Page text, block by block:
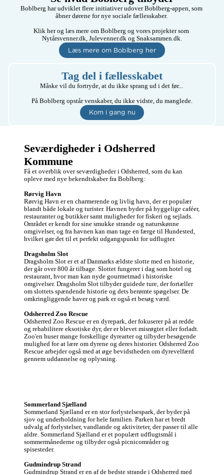
Boblberg har udviklet flere initiativer udover Boblberg-appen, som
åbner dørene for nye sociale fællesskaber.
Klik her og læs mere om Boblberg og vores projekter som
Nytårsvenner.dk, Julevenner.dk og Snaksammen.dk.
Læs mere om Boblberg her
Tag del i fællesskabet
Måske vil du fortryde, at du ikke sprang ud i det før...
På Boblberg opstår venskaber, du ikke vidste, du manglede.
Kom i gang nu
Seværdigheder i Odsherred
Kommune
Få et overblik over seværdigheder i Odsherred, som du kan
opleve med nye bekendtskaber fra Boblberg:
Rørvig Havn
Rørvig Havn er en charmerende og livlig havn, der er populær
blandt både lokale og turister. Havnen byder på hyggelige caféer,
restauranter og butikker samt muligheder for fiskeri og sejlads.
Området er kendt for sine smukke strande og naturskønne
omgivelser, og fra havnen kan man tage en færge til Hundested,
hvilket gør det til et perfekt udgangspunkt for udflugter.
Dragsholm Slot
Dragsholm Slot er et af Danmarks ældste slotte med en historie,
der går over 800 år tilbage. Slottet fungerer i dag som hotel og
restaurant, hvor man kan nyde gourmetmad i historiske
omgivelser. Dragsholm Slot tilbyder guidede ture, der fortæller
om slottets spændende historie og dets berømte spøgelser. De
omkringliggende haver og park er også et besøg værd.
Odsherred Zoo Rescue
Odsherred Zoo Rescue er en dyrepark, der fokuserer på at redde
og rehabilitere eksotiske dyr, der er blevet misrøgtet eller forladt.
Zoo'en huser mange forskellige dyrearter og tilbyder besøgende
mulighed for at lære om dyrene og deres historier. Odsherred Zoo
Rescue arbejder også med at øge bevidstheden om dyrevelfærd
gennem uddannelse og oplysning.
Sommerland Sjælland
Sommerland Sjælland er en stor forlystelsespark, der byder på
sjov og underholdning for hele familien. Parken har et bredt
udvalg af forlystelser, vandlande og aktiviteter, der passer til alle
aldre. Sommerland Sjælland er et populært udflugtsmål i
sommermånederne og tilbyder også picnicområder og
spisesteder.
Gudmindrup Strand
Gudmindrup Strand er en af de bedste strande i Odsherred med